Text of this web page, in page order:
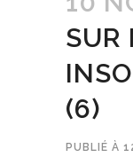
SUR
(6)
PUBLIÉ À